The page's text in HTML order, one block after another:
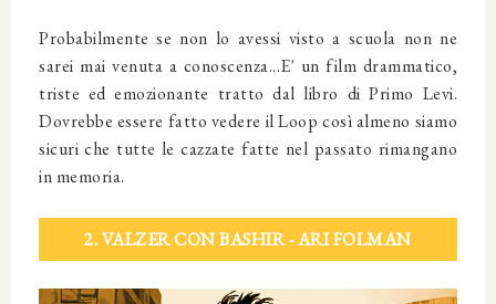
Probabilmente se non lo avessi visto a scuola non ne
sarei mai venuta a conoscenza...E' un film drammatico,
triste ed emozionante tratto dal libro di Primo Levi.
Dovrebbe essere fatto vedere il Loop così almeno siamo
sicuri che tutte le cazzate fatte nel passato rimangano
in memoria.
2. VALZER CON BASHIR - ARI FOLMAN